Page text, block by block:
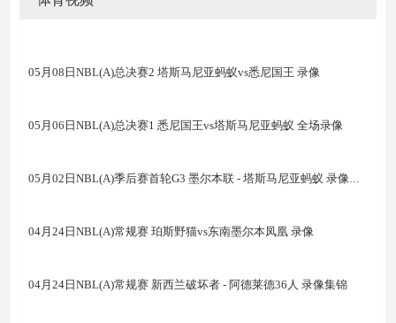
05月08日NBL(A)总决赛2 塔斯马尼亚蚂蚁vs悉尼国王 录像
05月06日NBL(A)总决赛1 悉尼国王vs塔斯马尼亚蚂蚁 全场录像
05月02日NBL(A)季后赛首轮G3 墨尔本联 - 塔斯马尼亚蚂蚁 录像集锦
04月24日NBL(A)常规赛 珀斯野猫vs东南墨尔本凤凰 录像
04月24日NBL(A)常规赛 新西兰破坏者 - 阿德莱德36人 录像集锦